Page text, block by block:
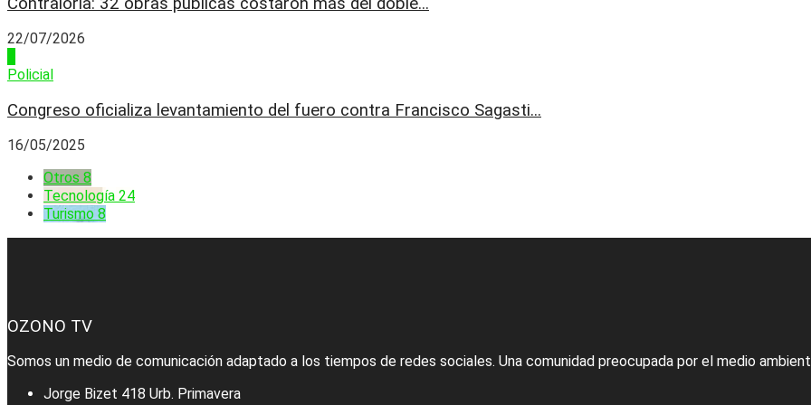
22/07/2026
Policial
Congreso oficializa levantamiento del fuero contra Francisco Sagasti...
16/05/2025
Otros 8
Tecnología 24
Turismo 8
OZONO TV
Somos un medio de comunicación adaptado a los tiempos de redes sociales. Una comunidad preocupada por el medio
Jorge Bizet 418 Urb. Primavera